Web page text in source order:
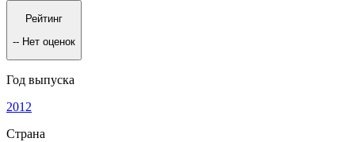
Рейтинг
-- Нет оценок
Год выпуска
2012
Страна